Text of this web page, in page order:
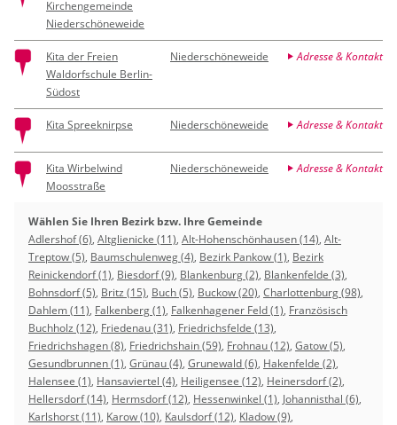
Kirchengemeinde
Niederschöneweide
Kita der Freien
Waldorfschule Berlin-
Südost
Niederschöneweide Adresse & Kontakt
Kita Spreeknirpse Niederschöneweide Adresse & Kontakt
Kita Wirbelwind
Moosstraße
Niederschöneweide Adresse & Kontakt
Wählen Sie Ihren Bezirk bzw. Ihre Gemeinde
Adlershof (6), Altglienicke (11), Alt-Hohenschönhausen (14), Alt-
Treptow (5), Baumschulenweg (4), Bezirk Pankow (1), Bezirk
Reinickendorf (1), Biesdorf (9), Blankenburg (2), Blankenfelde (3),
Bohnsdorf (5), Britz (15), Buch (5), Buckow (20), Charlottenburg (98),
Dahlem (11), Falkenberg (1), Falkenhagener Feld (1), Französisch
Buchholz (12), Friedenau (31), Friedrichsfelde (13),
Friedrichshagen (8), Friedrichshain (59), Frohnau (12), Gatow (5),
Gesundbrunnen (1), Grünau (4), Grunewald (6), Hakenfelde (2),
Halensee (1), Hansaviertel (4), Heiligensee (12), Heinersdorf (2),
Hellersdorf (14), Hermsdorf (12), Hessenwinkel (1), Johannisthal (6),
Karlshorst (11), Karow (10), Kaulsdorf (12), Kladow (9),